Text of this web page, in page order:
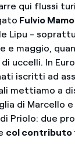
qui flussi
Fulvio
Lipu -
e maggio,
uccelli. In
iscritti ad
mettiamo a
di Marcello
Priolo: due
col contributo